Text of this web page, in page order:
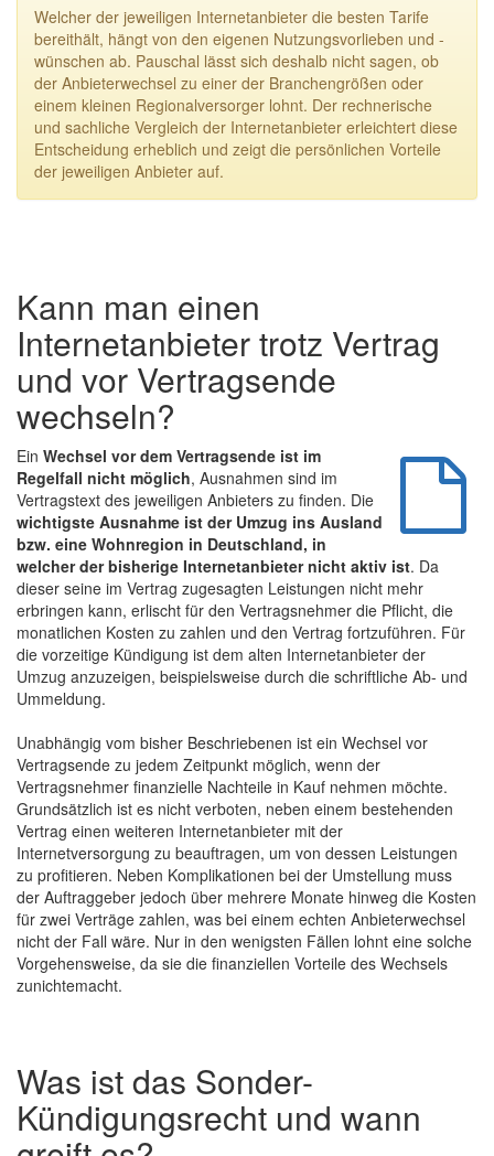
Welcher der jeweiligen Internetanbieter die besten Tarife
bereithält, hängt von den eigenen Nutzungsvorlieben und -
wünschen ab. Pauschal lässt sich deshalb nicht sagen, ob
der Anbieterwechsel zu einer der Branchengrößen oder
einem kleinen Regionalversorger lohnt. Der rechnerische
und sachliche Vergleich der Internetanbieter erleichtert diese
Entscheidung erheblich und zeigt die persönlichen Vorteile
der jeweiligen Anbieter auf.
Kann man einen
Internetanbieter trotz Vertrag
und vor Vertragsende
wechseln?
Ein Wechsel vor dem Vertragsende ist im
Regelfall nicht möglich, Ausnahmen sind im
Vertragstext des jeweiligen Anbieters zu finden. Die
wichtigste Ausnahme ist der Umzug ins Ausland
bzw. eine Wohnregion in Deutschland, in
welcher der bisherige Internetanbieter nicht aktiv ist. Da
dieser seine im Vertrag zugesagten Leistungen nicht mehr
erbringen kann, erlischt für den Vertragsnehmer die Pflicht, die
monatlichen Kosten zu zahlen und den Vertrag fortzuführen. Für
die vorzeitige Kündigung ist dem alten Internetanbieter der
Umzug anzuzeigen, beispielsweise durch die schriftliche Ab- und
Ummeldung.
Unabhängig vom bisher Beschriebenen ist ein Wechsel vor
Vertragsende zu jedem Zeitpunkt möglich, wenn der
Vertragsnehmer finanzielle Nachteile in Kauf nehmen möchte.
Grundsätzlich ist es nicht verboten, neben einem bestehenden
Vertrag einen weiteren Internetanbieter mit der
Internetversorgung zu beauftragen, um von dessen Leistungen
zu profitieren. Neben Komplikationen bei der Umstellung muss
der Auftraggeber jedoch über mehrere Monate hinweg die Kosten
für zwei Verträge zahlen, was bei einem echten Anbieterwechsel
nicht der Fall wäre. Nur in den wenigsten Fällen lohnt eine solche
Vorgehensweise, da sie die finanziellen Vorteile des Wechsels
zunichtemacht.
Was ist das Sonder-
Kündigungsrecht und wann